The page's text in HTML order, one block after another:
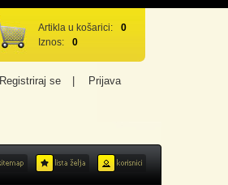
Artikla u košarici:
0
Iznos:
0
Registriraj se Prijava